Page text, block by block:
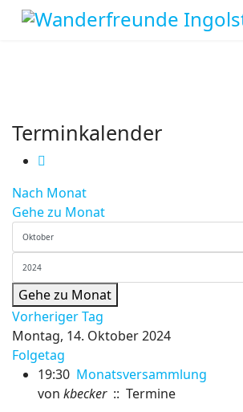
Terminkalender
Nach Monat
Gehe zu Monat
Gehe zu Monat
Vorheriger Tag
Montag, 14. Oktober 2024
Folgetag
19:30 Monatsversammlung
von kbecker:: Termine